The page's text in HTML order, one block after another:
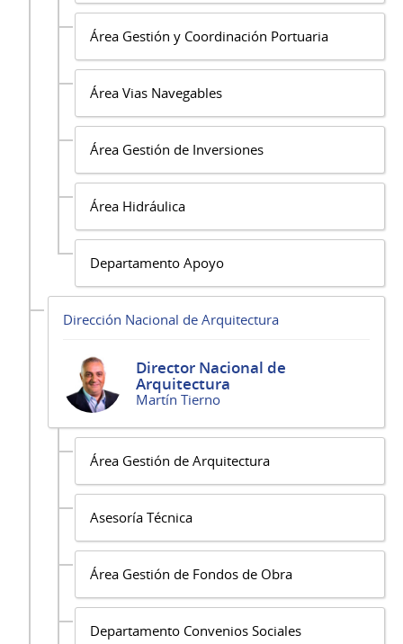
Área Gestión y Coordinación Portuaria
Área Vias Navegables
Área Gestión de Inversiones
Área Hidráulica
Departamento Apoyo
Dirección Nacional de Arquitectura
Director Nacional de
Arquitectura
Martín Tierno
Área Gestión de Arquitectura
Asesoría Técnica
Área Gestión de Fondos de Obra
Departamento Convenios Sociales